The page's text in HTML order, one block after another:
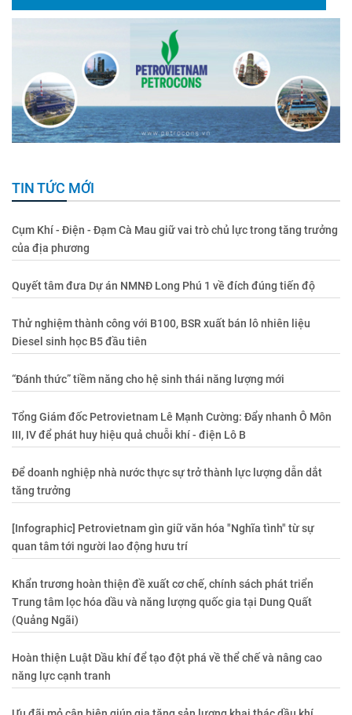
TIN TỨC MỚI
Cụm Khí - Điện - Đạm Cà Mau giữ vai trò chủ lực trong tăng trưởng
của địa phương
Quyết tâm đưa Dự án NMNĐ Long Phú 1 về đích đúng tiến độ
Thử nghiệm thành công với B100, BSR xuất bán lô nhiên liệu
Diesel sinh học B5 đầu tiên
“Đánh thức” tiềm năng cho hệ sinh thái năng lượng mới
Tổng Giám đốc Petrovietnam Lê Mạnh Cường: Đẩy nhanh Ô Môn
III, IV để phát huy hiệu quả chuỗi khí - điện Lô B
Để doanh nghiệp nhà nước thực sự trở thành lực lượng dẫn dắt
tăng trưởng
[Infographic] Petrovietnam gìn giữ văn hóa "Nghĩa tình" từ sự
quan tâm tới người lao động hưu trí
Khẩn trương hoàn thiện đề xuất cơ chế, chính sách phát triển
Trung tâm lọc hóa dầu và năng lượng quốc gia tại Dung Quất
(Quảng Ngãi)
Hoàn thiện Luật Dầu khí để tạo đột phá về thể chế và nâng cao
năng lực cạnh tranh